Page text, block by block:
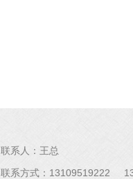
联系人：王总
联系方式：13109519222